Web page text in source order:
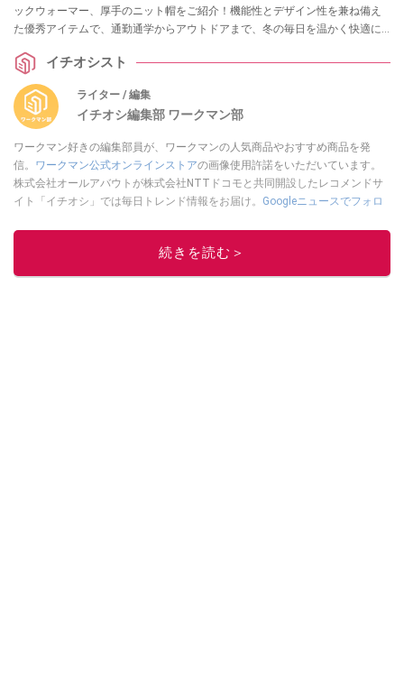
ックウォーマー、厚手のニット帽をご紹介！機能性とデザイン性を兼ね備え
た優秀アイテムで、通勤通学からアウトドアまで、冬の毎日を温かく快適に
イチオシスト
ライター / 編集
イチオシ編集部 ワークマン部
ワークマン好きの編集部員が、ワークマンの人気商品やおすすめ商品を発
信。 ワークマン公式オンラインストアの画像使用許諾をいただいています。
株式会社オールアバウトが株式会社NTTドコモと共同開設したレコメンドサ
イト「イチオシ」では毎日トレンド情報をお届け。 Googleニュースでフォロ
このイチオシストの他の記事を読む
続きを読む＞